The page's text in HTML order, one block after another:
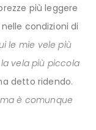
più leggere
condizioni di
le mie vele più
vela più piccola
detto ridendo.
è comunque